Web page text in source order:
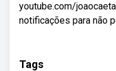
youtube.com/
notificações para não
Tags